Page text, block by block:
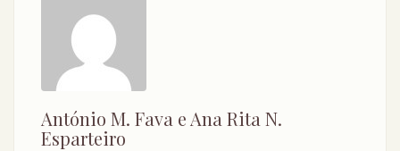
António M. Fava e Ana Rita N.
Esparteiro